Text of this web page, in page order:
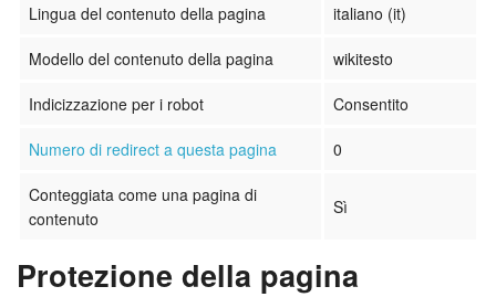
Lingua del contenuto della pagina italiano (it)
Modello del contenuto della pagina wikitesto
Indicizzazione per i robot Consentito
Numero di redirect a questa pagina 0
Conteggiata come una pagina di
contenuto
Sì
Protezione della pagina